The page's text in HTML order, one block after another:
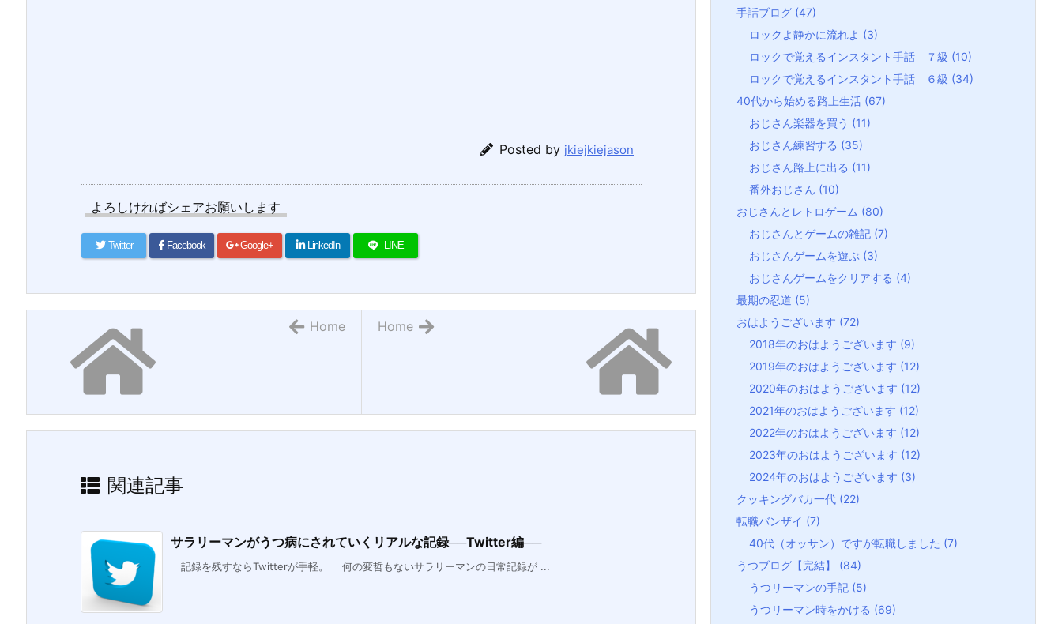
Posted by jkiejkiejason
よろしければシェアお願いします
Twitter Facebook Google+ LinkedIn LINE
Home
Home
関連記事
サラリーマンがうつ病にされていくリアルな記録──Twitter編──
記録を残すならTwitterが手軽。 何の変哲もないサラリーマンの日常記録が ...
手話ブログ (47)
ロックよ静かに流れよ (3)
ロックで覚えるインスタント手話 ７級 (10)
ロックで覚えるインスタント手話 ６級 (34)
40代から始める路上生活 (67)
おじさん楽器を買う (11)
おじさん練習する (35)
おじさん路上に出る (11)
番外おじさん (10)
おじさんとレトロゲーム (80)
おじさんとゲームの雑記 (7)
おじさんゲームを遊ぶ (3)
おじさんゲームをクリアする (4)
最期の忍道 (5)
おはようございます (72)
2018年のおはようございます (9)
2019年のおはようございます (12)
2020年のおはようございます (12)
2021年のおはようございます (12)
2022年のおはようございます (12)
2023年のおはようございます (12)
2024年のおはようございます (3)
クッキングバカ一代 (22)
転職バンザイ (7)
40代（オッサン）ですが転職しました (7)
うつブログ【完結】 (84)
うつリーマンの手記 (5)
うつリーマン時をかける (69)